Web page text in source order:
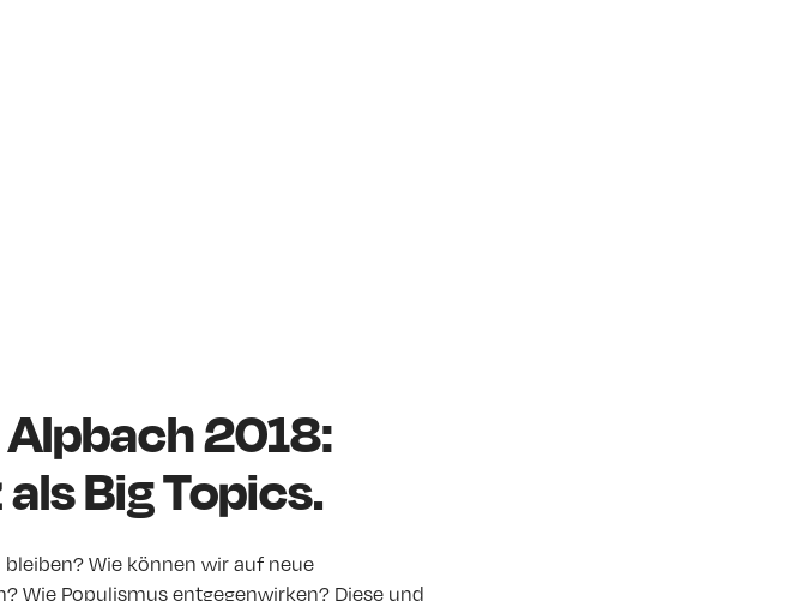
2018:
Big Topics.
Wie können wir auf neue
Wie Populismus entgegenwirken? Diese und